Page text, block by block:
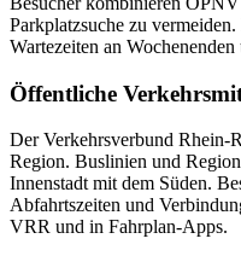
Parkplatzsuche zu
Wartezeiten an
Öffentliche
Der Verkehrsverbund Rhein-
Region. Buslinien und
Innenstadt mit dem Süden.
Abfahrtszeiten und
VRR und in Fahrplan-Apps.